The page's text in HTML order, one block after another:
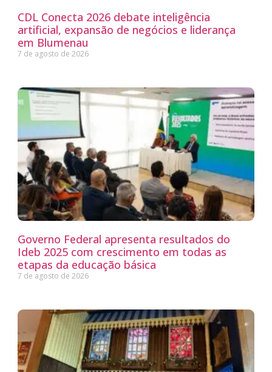
CDL Conecta 2026 debate inteligência
artificial, expansão de negócios e liderança
em Blumenau
7 de agosto de 2026
Governo Federal apresenta resultados do
Ideb 2025 com crescimento em todas as
etapas da educação básica
7 de agosto de 2026